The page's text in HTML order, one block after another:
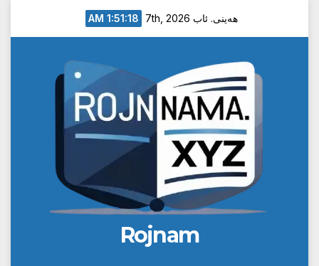
هەینی. ئاب 7th, 2026 1:51:18 AM
Rojnam